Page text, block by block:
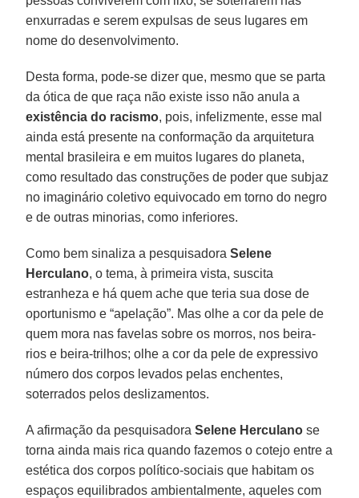
enxurradas e serem expulsas de seus lugares em
nome do desenvolvimento.
Desta forma, pode-se dizer que, mesmo que se parta
da ótica de que raça não existe isso não anula a
existência do racismo, pois, infelizmente, esse mal
ainda está presente na conformação da arquitetura
mental brasileira e em muitos lugares do planeta,
como resultado das construções de poder que subjaz
no imaginário coletivo equivocado em torno do negro
e de outras minorias, como inferiores.
Como bem sinaliza a pesquisadoraSelene
Herculano, o tema, à primeira vista, suscita
estranheza e há quem ache que teria sua dose de
oportunismo e “apelação”. Mas olhe a cor da pele de
quem mora nas favelas sobre os morros, nos beira-
rios e beira-trilhos; olhe a cor da pele de expressivo
número dos corpos levados pelas enchentes,
soterrados pelos deslizamentos.
A afirmação da pesquisadoraSelene Herculano se
torna ainda mais rica quando fazemos o cotejo entre a
estética dos corpos político-sociais que habitam os
espaços equilibrados ambientalmente, aqueles com